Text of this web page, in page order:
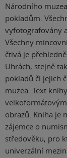
Národního
pokladům.
vyfotografovány
Všechny
čtivá je
Uhrách, stejně
pokladů či jejich
muzea. Text
obrazů. Kniha je
zájemce o
středověku, pro
univerzální